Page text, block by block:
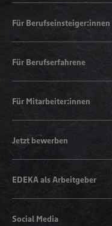
Für Berufseinsteiger:innen
Für Berufserfahrene
Für Mitarbeiter:innen
Jetzt bewerben
EDEKA als Arbeitgeber
Social Media